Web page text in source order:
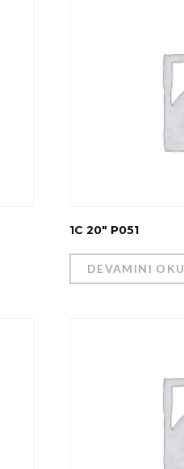
1C 20″ P051
DEVAMINI OKU